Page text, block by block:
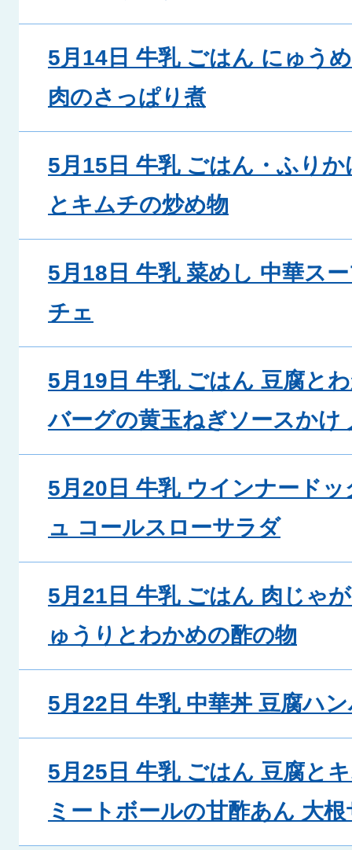
5月14日 牛乳 ごはん にゅう
肉のさっぱり煮
5月15日 牛乳 ごはん・ふり
とキムチの炒め物
5月18日 牛乳 菜めし 中華ス
チェ
5月19日 牛乳 ごはん 豆腐と
バーグの黄玉ねぎソースかけ
5月20日 牛乳 ウインナード
ュ コールスローサラダ
5月21日 牛乳 ごはん 肉じゃ
ゅうりとわかめの酢の物
5月22日 牛乳 中華丼 豆腐ハ
5月25日 牛乳 ごはん 豆腐と
ミートボールの甘酢あん 大